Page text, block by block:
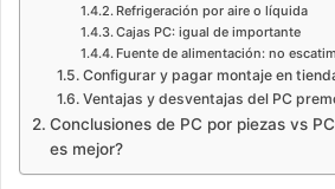
Refrigeración por aire o líquida
Cajas PC: igual de importante
Fuente de alimentación: no
Configurar y pagar montaje en
Ventajas y desventajas del PC
Conclusiones de PC por piezas vs
es mejor?